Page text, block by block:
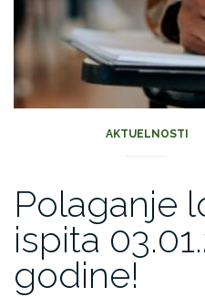
AKTUELNOSTI
Polaganje
ispita
godine!